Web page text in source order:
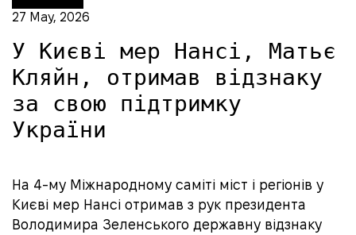
27 May, 2026
У Києві мер Нансі, Матьє
Кляйн, отримав відзнаку
за свою підтримку
України
На 4-му Міжнародному саміті міст і регіонів у
Києві мер Нансі отримав з рук президента
Володимира Зеленського державну відзнаку